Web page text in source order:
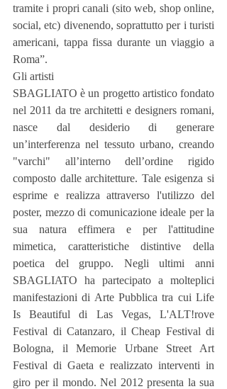
tramite i propri canali (sito web, shop online,
social, etc) divenendo, soprattutto per i turisti
americani, tappa fissa durante un viaggio a
Roma”.
Gli artisti
SBAGLIATO è un progetto artistico fondato
nel 2011 da tre architetti e designers romani,
nasce dal desiderio di generare
un’interferenza nel tessuto urbano, creando
"varchi" all’interno dell’ordine rigido
composto dalle architetture. Tale esigenza si
esprime e realizza attraverso l'utilizzo del
poster, mezzo di comunicazione ideale per la
sua natura effimera e per l'attitudine
mimetica, caratteristiche distintive della
poetica del gruppo. Negli ultimi anni
SBAGLIATO ha partecipato a molteplici
manifestazioni di Arte Pubblica tra cui Life
Is Beautiful di Las Vegas, L'ALT!rove
Festival di Catanzaro, il Cheap Festival di
Bologna, il Memorie Urbane Street Art
Festival di Gaeta e realizzato interventi in
giro per il mondo. Nel 2012 presenta la sua